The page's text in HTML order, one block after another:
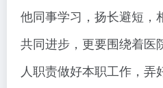
他同事学习，扬长避短，
共同进步，更要围绕着医
人职责做好本职工作，